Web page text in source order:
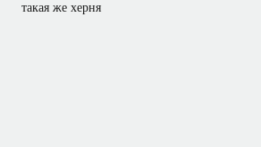
такая же херня